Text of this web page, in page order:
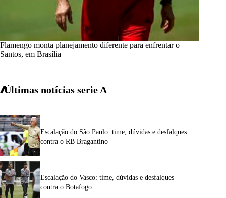
Flamengo monta planejamento diferente para enfrentar o
Santos, em Brasília
Últimas notícias serie A
Escalação do São Paulo: time, dúvidas e desfalques
contra o RB Bragantino
Escalação do Vasco: time, dúvidas e desfalques
contra o Botafogo